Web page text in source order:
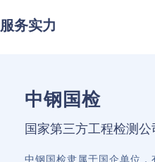
服务实力
中钢国检
国家第三方工程检测公
中钢国检隶属于国企单位